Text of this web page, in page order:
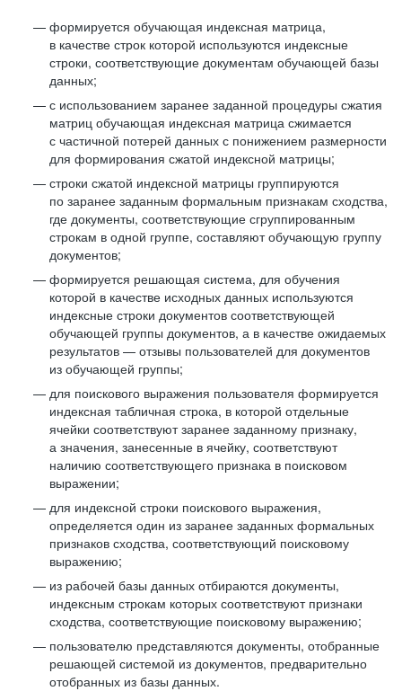
формируется обучающая индексная матрица,
в качестве строк которой используются индексные
строки, соответствующие документам обучающей базы
данных;
с использованием заранее заданной процедуры сжатия
матриц обучающая индексная матрица сжимается
с частичной потерей данных с понижением размерности
для формирования сжатой индексной матрицы;
строки сжатой индексной матрицы группируются
по заранее заданным формальным признакам сходства,
где документы, соответствующие сгруппированным
строкам в одной группе, составляют обучающую группу
документов;
формируется решающая система, для обучения
которой в качестве исходных данных используются
индексные строки документов соответствующей
обучающей группы документов, а в качестве ожидаемых
результатов — отзывы пользователей для документов
из обучающей группы;
для поискового выражения пользователя формируется
индексная табличная строка, в которой отдельные
ячейки соответствуют заранее заданному признаку,
а значения, занесенные в ячейку, соответствуют
наличию соответствующего признака в поисковом
выражении;
для индексной строки поискового выражения,
определяется один из заранее заданных формальных
признаков сходства, соответствующий поисковому
выражению;
из рабочей базы данных отбираются документы,
индексным строкам которых соответствуют признаки
сходства, соответствующие поисковому выражению;
пользователю представляются документы, отобранные
решающей системой из документов, предварительно
отобранных из базы данных.